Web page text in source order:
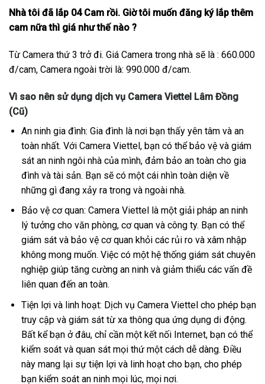
Nhà tôi đã lắp 04 Cam rồi. Giờ tôi muốn đăng ký lắp thêm
cam nữa thì giá như thế nào ?
Từ Camera thứ 3 trở đi. Giá Camera trong nhà sẽ là : 660.000
đ/cam, Camera ngoài trời là: 990.000 đ/cam.
Vì sao nên sử dụng dịch vụ Camera Viettel Lâm Đồng
(Cũ)
An ninh gia đình: Gia đình là nơi bạn thấy yên tâm và an
toàn nhất. Với Camera Viettel, bạn có thể bảo vệ và giám
sát an ninh ngôi nhà của mình, đảm bảo an toàn cho gia
đình và tài sản. Bạn sẽ có một cái nhìn toàn diện về
những gì đang xảy ra trong và ngoài nhà.
Bảo vệ cơ quan: Camera Viettel là một giải pháp an ninh
lý tưởng cho văn phòng, cơ quan và công ty. Bạn có thể
giám sát và bảo vệ cơ quan khỏi các rủi ro và xâm nhập
không mong muốn. Việc có một hệ thống giám sát chuyên
nghiệp giúp tăng cường an ninh và giảm thiểu các vấn đề
liên quan đến an toàn.
Tiện lợi và linh hoạt: Dịch vụ Camera Viettel cho phép bạn
truy cập và giám sát từ xa thông qua ứng dụng di động.
Bất kể bạn ở đâu, chỉ cần một kết nối Internet, bạn có thể
kiểm soát và quan sát mọi thứ một cách dễ dàng. Điều
này mang lại sự tiện lợi và linh hoạt cho bạn, cho phép
bạn kiểm soát an ninh mọi lúc, mọi nơi.